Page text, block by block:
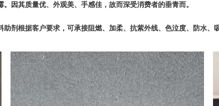
因其质量优、外观美、手感佳，故而深受消费者的垂青而。
剂根据客户要求，可承接阻燃、加柔、抗紫外线、色泣度、防水、